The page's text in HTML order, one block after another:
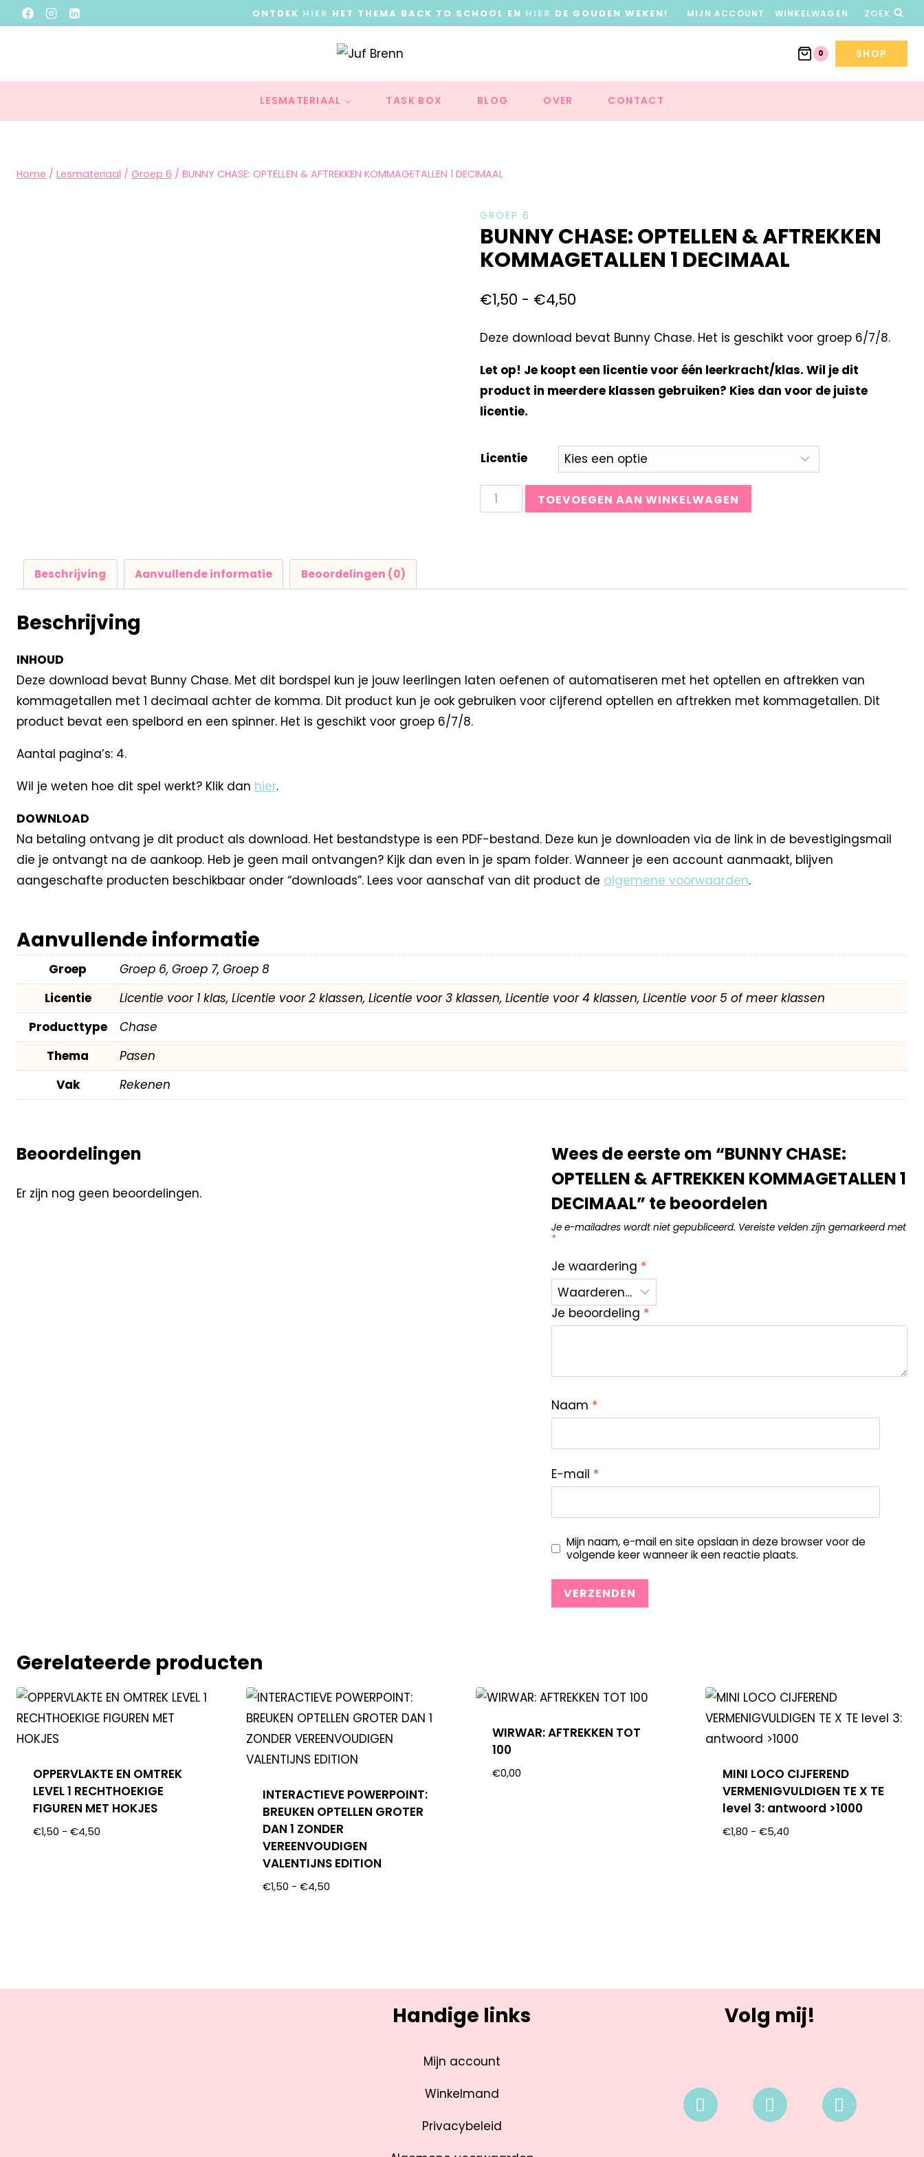
ONTDEK HIER HET THEMA BACK TO SCHOOL EN HIER DE GOUDEN WEKEN! MIJN ACCOUNT WINKELWAGEN ZOEK
0 SHOP
LESMATERIAAL TASK BOX BLOG OVER CONTACT
Home / Lesmateriaal / Groep 6 / BUNNY CHASE: OPTELLEN & AFTREKKEN KOMMAGETALLEN 1 DECIMAAL
GROEP 6
BUNNY CHASE: OPTELLEN & AFTREKKEN
KOMMAGETALLEN 1 DECIMAAL
€1,50 - €4,50
Deze download bevat Bunny Chase. Het is geschikt voor groep 6/7/8.
Let op! Je koopt een licentie voor één leerkracht/klas. Wil je dit
product in meerdere klassen gebruiken? Kies dan voor de juiste
licentie.
Licentie
TOEVOEGEN AAN WINKELWAGEN
Beschrijving Aanvullende informatie Beoordelingen (0)
Beschrijving
INHOUD
Deze download bevat Bunny Chase. Met dit bordspel kun je jouw leerlingen laten oefenen of automatiseren met het optellen en aftrekken van
kommagetallen met 1 decimaal achter de komma. Dit product kun je ook gebruiken voor cijferend optellen en aftrekken met kommagetallen. Dit
product bevat een spelbord en een spinner. Het is geschikt voor groep 6/7/8.
Aantal pagina’s: 4.
Wil je weten hoe dit spel werkt? Klik dan hier.
DOWNLOAD
Na betaling ontvang je dit product als download. Het bestandstype is een PDF-bestand. Deze kun je downloaden via de link in de bevestigingsmail
die je ontvangt na de aankoop. Heb je geen mail ontvangen? Kijk dan even in je spam folder. Wanneer je een account aanmaakt, blijven
aangeschafte producten beschikbaar onder “downloads”. Lees voor aanschaf van dit product de algemene voorwaarden.
Aanvullende informatie
Groep
Groep 6, Groep 7, Groep 8
Licentie
Licentie voor 1 klas, Licentie voor 2 klassen, Licentie voor 3 klassen, Licentie voor 4 klassen, Licentie voor 5 of meer klassen
Producttype
Chase
Thema
Pasen
Vak
Rekenen
Beoordelingen
Er zijn nog geen beoordelingen.
Wees de eerste om “BUNNY CHASE:
OPTELLEN & AFTREKKEN KOMMAGETALLEN 1
DECIMAAL” te beoordelen
Je e-mailadres wordt niet gepubliceerd. Vereiste velden zijn gemarkeerd met
*
Je waardering *
Je beoordeling *
Naam *
E-mail *
Mijn naam, e-mail en site opslaan in deze browser voor de
volgende keer wanneer ik een reactie plaats.
Gerelateerde producten
OPPERVLAKTE EN OMTREK
LEVEL 1 RECHTHOEKIGE
FIGUREN MET HOKJES
€1,50 - €4,50
INTERACTIEVE POWERPOINT:
BREUKEN OPTELLEN GROTER
DAN 1 ZONDER
VEREENVOUDIGEN
VALENTIJNS EDITION
€1,50 - €4,50
WIRWAR: AFTREKKEN TOT
100
€0,00
MINI LOCO CIJFEREND
VERMENIGVULDIGEN TE X TE
level 3: antwoord >1000
€1,80 - €5,40
Handige links
Mijn account
Winkelmand
Privacybeleid
Volg mij!